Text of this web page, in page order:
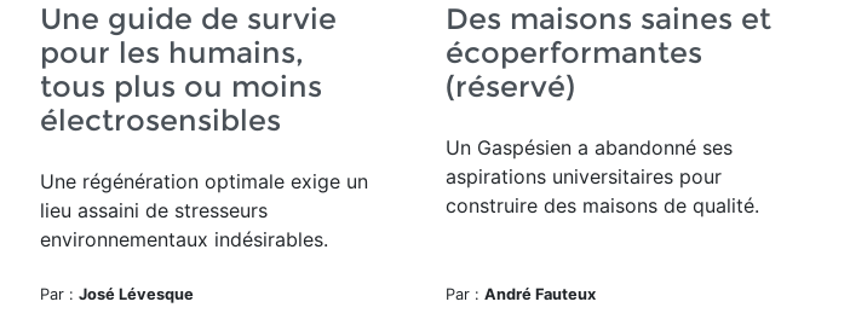
Une guide de survie
pour les humains,
tous plus ou moins
électrosensibles
Une régénération optimale exige un
lieu assaini de stresseurs
environnementaux indésirables.
Par : José Lévesque
Des maisons saines et
écoperformantes
(réservé)
Un Gaspésien a abandonné ses
aspirations universitaires pour
construire des maisons de qualité.
Par : André Fauteux